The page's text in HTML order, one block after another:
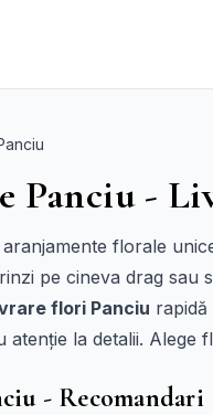
Panciu -
florale
pe cineva drag
flori Panciu
atenție la detalii. Alege
- Recomandari